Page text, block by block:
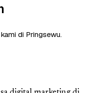
di Pringsewu.